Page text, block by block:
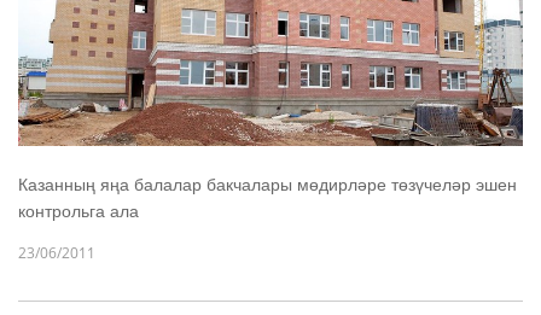
Казанның яңа балалар бакчалары мөдирләре төзүчеләр эшен
контрольга ала
23/06/2011